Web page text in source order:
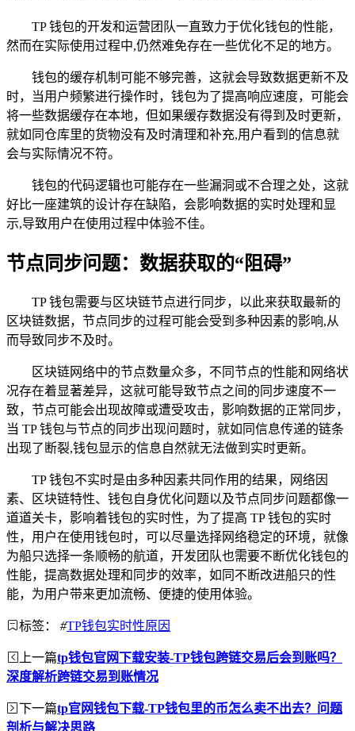
TP 钱包的开发和运营团队一直致力于优化钱包的性能，
然而在实际使用过程中,仍然难免存在一些优化不足的地方。
钱包的缓存机制可能不够完善，这就会导致数据更新不及
时，当用户频繁进行操作时，钱包为了提高响应速度，可能会
将一些数据缓存在本地，但如果缓存数据没有得到及时更新，
就如同仓库里的货物没有及时清理和补充,用户看到的信息就
会与实际情况不符。
钱包的代码逻辑也可能存在一些漏洞或不合理之处，这就
好比一座建筑的设计存在缺陷，会影响数据的实时处理和显
示,导致用户在使用过程中体验不佳。
节点同步问题：数据获取的“阻碍”
TP 钱包需要与区块链节点进行同步，以此来获取最新的
区块链数据，节点同步的过程可能会受到多种因素的影响,从
而导致同步不及时。
区块链网络中的节点数量众多，不同节点的性能和网络状
况存在着显著差异，这就可能导致节点之间的同步速度不一
致，节点可能会出现故障或遭受攻击，影响数据的正常同步，
当 TP 钱包与节点的同步出现问题时，就如同信息传递的链条
出现了断裂,钱包显示的信息自然就无法做到实时更新。
TP 钱包不实时是由多种因素共同作用的结果，网络因
素、区块链特性、钱包自身优化问题以及节点同步问题都像一
道道关卡，影响着钱包的实时性，为了提高 TP 钱包的实时
性，用户在使用钱包时，可以尽量选择网络稳定的环境，就像
为船只选择一条顺畅的航道，开发团队也需要不断优化钱包的
性能，提高数据处理和同步的效率，如同不断改进船只的性
能，为用户带来更加流畅、便捷的使用体验。
标签： #TP钱包实时性原因
上一篇tp钱包官网下载安装-TP钱包跨链交易后会到账吗？
深度解析跨链交易到账情况
下一篇tp官网钱包下载-TP钱包里的币怎么卖不出去？问题
剖析与解决思路